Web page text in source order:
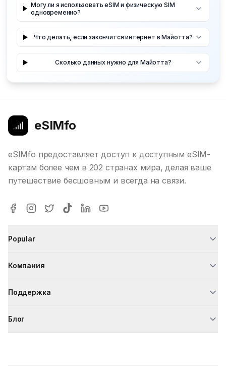
Могу ли я использовать eSIM и физическую SIM
одновременно?
Что делать, если закончится интернет в Майотта?
Сколько данных нужно для Майотта?
eSIMfo
eSIMfo предоставляет доступ к доступным eSIM-
картам более чем в 202 странах мира, делая ваше
путешествие бесшовным и всегда на связи.
Popular
Компания
Поддержка
Блог